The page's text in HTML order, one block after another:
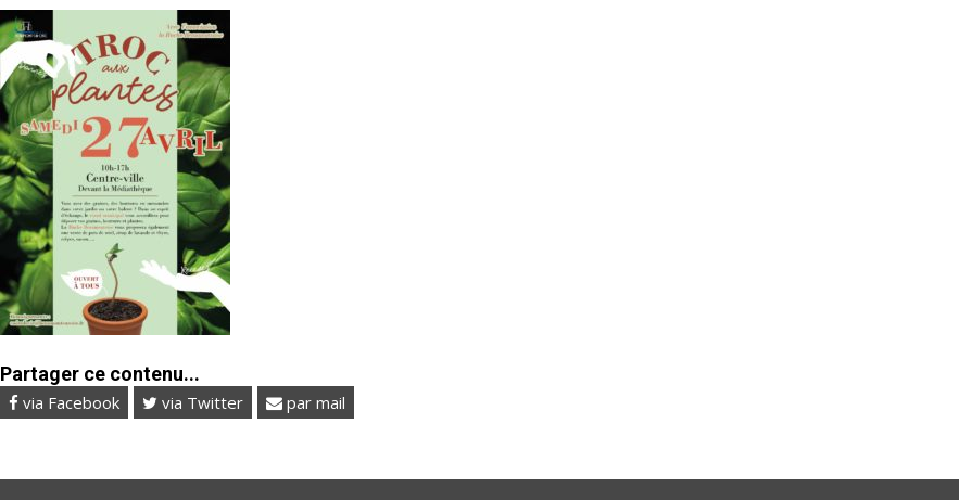
Partager ce contenu...
via Facebook via Twitter par mail